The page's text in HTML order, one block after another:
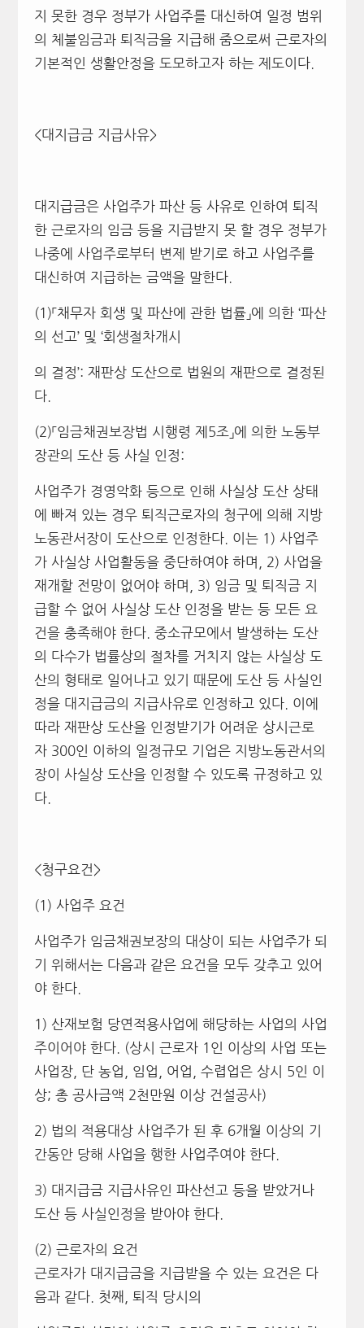
지 못한 경우 정부가 사업주를 대신하여 일정 범위
의 체불임금과 퇴직금을 지급해 줌으로써 근로자의
기본적인 생활안정을 도모하고자 하는 제도이다.
<대지급금 지급사유>
대지급금은 사업주가 파산 등 사유로 인하여 퇴직
한 근로자의 임금 등을 지급받지 못 할 경우 정부가
나중에 사업주로부터 변제 받기로 하고 사업주를
대신하여 지급하는 금액을 말한다.
(1)「채무자 회생 및 파산에 관한 법률」에 의한 ‘파산
의 선고’ 및 ‘회생절차개시
의 결정’: 재판상 도산으로 법원의 재판으로 결정된
다.
(2)「임금채권보장법 시행령 제5조」에 의한 노동부
장관의 도산 등 사실 인정:
사업주가 경영악화 등으로 인해 사실상 도산 상태
에 빠져 있는 경우 퇴직근로자의 청구에 의해 지방
노동관서장이 도산으로 인정한다. 이는 1) 사업주
가 사실상 사업활동을 중단하여야 하며, 2) 사업을
재개할 전망이 없어야 하며, 3) 임금 및 퇴직금 지
급할 수 없어 사실상 도산 인정을 받는 등 모든 요
건을 충족해야 한다. 중소규모에서 발생하는 도산
의 다수가 법률상의 절차를 거치지 않는 사실상 도
산의 형태로 일어나고 있기 때문에 도산 등 사실인
정을 대지급금의 지급사유로 인정하고 있다. 이에
따라 재판상 도산을 인정받기가 어려운 상시근로
자 300인 이하의 일정규모 기업은 지방노동관서의
장이 사실상 도산을 인정할 수 있도록 규정하고 있
다.
<청구요건>
(1) 사업주 요건
사업주가 임금채권보장의 대상이 되는 사업주가 되
기 위해서는 다음과 같은 요건을 모두 갖추고 있어
야 한다.
1) 산재보험 당연적용사업에 해당하는 사업의 사업
주이어야 한다. (상시 근로자 1인 이상의 사업 또는
사업장, 단 농업, 임업, 어업, 수렵업은 상시 5인 이
상; 총 공사금액 2천만원 이상 건설공사)
2) 법의 적용대상 사업주가 된 후 6개월 이상의 기
간동안 당해 사업을 행한 사업주여야 한다.
3) 대지급금 지급사유인 파산선고 등을 받았거나
도산 등 사실인정을 받아야 한다.
(2) 근로자의 요건
근로자가 대지급금을 지급받을 수 있는 요건은 다
음과 같다. 첫째, 퇴직 당시의